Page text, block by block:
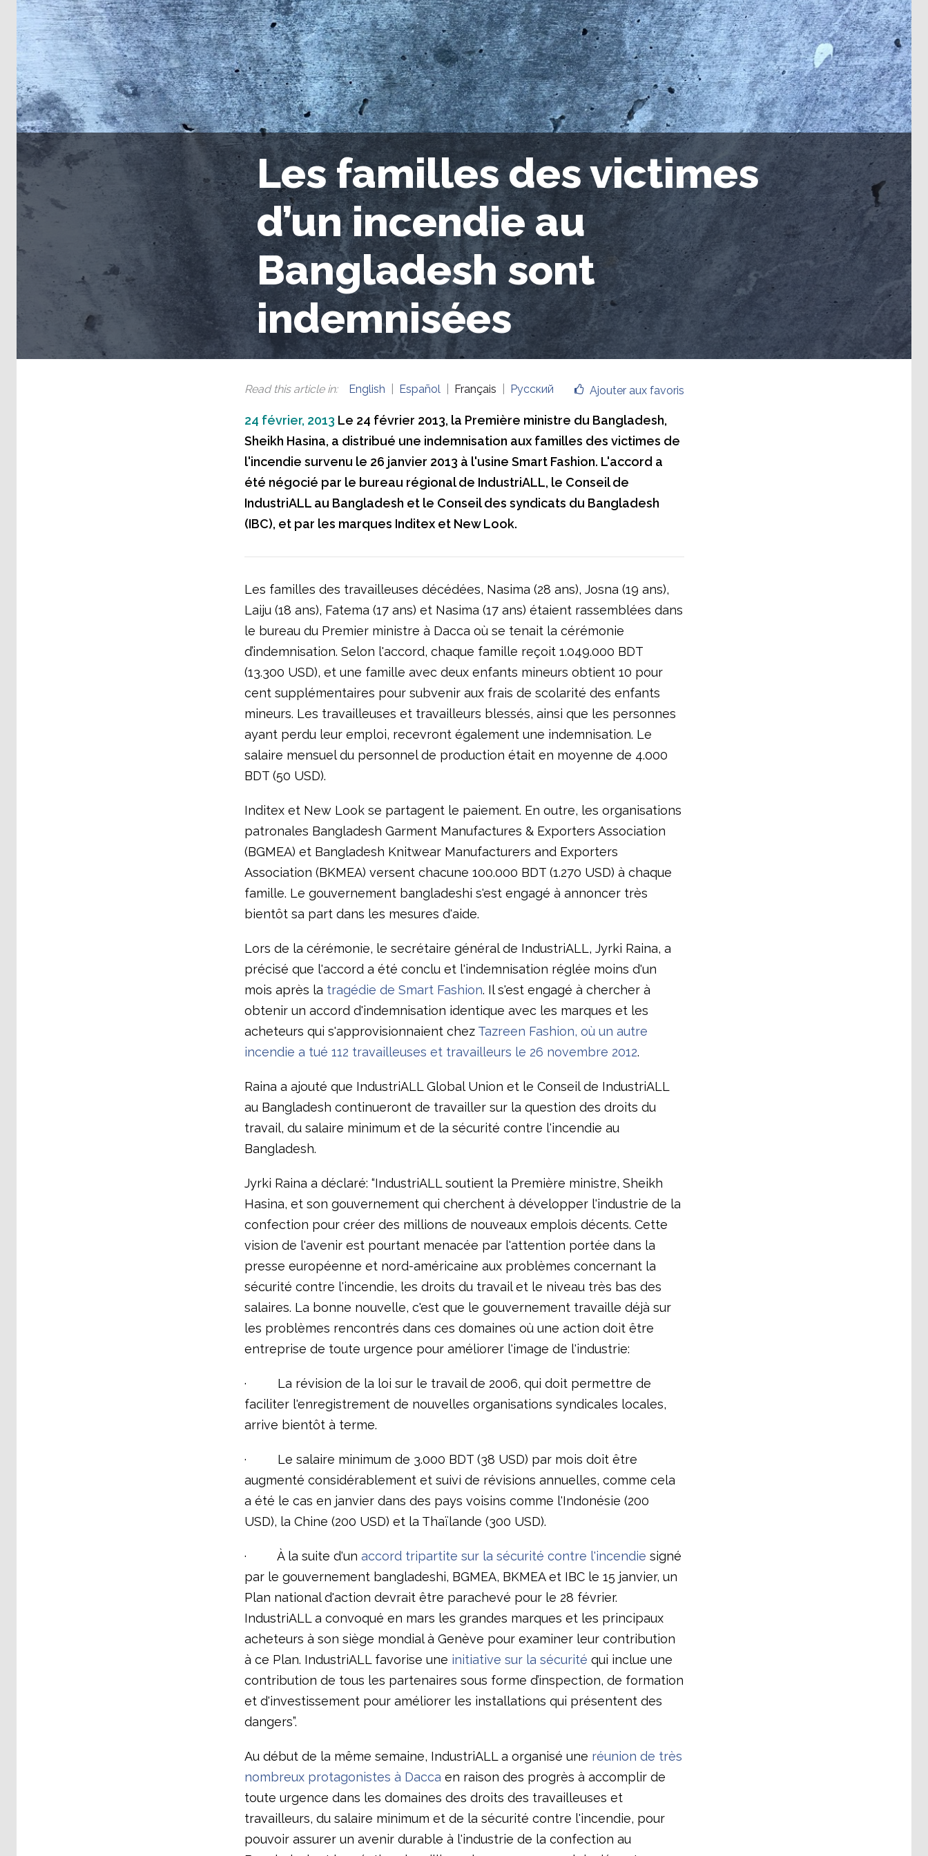
Les familles des victimes
d’un incendie au
Bangladesh sont
indemnisées
Ajouter aux favoris
Read this article in: English Español Français Русский
24 février, 2013 Le 24 février 2013, la Première ministre du Bangladesh,
Sheikh Hasina, a distribué une indemnisation aux familles des victimes de
l'incendie survenu le 26 janvier 2013 à l'usine Smart Fashion. L'accord a
été négocié par le bureau régional de IndustriALL, le Conseil de
IndustriALL au Bangladesh et le Conseil des syndicats du Bangladesh
(IBC), et par les marques Inditex et New Look.
Les familles des travailleuses décédées, Nasima (28 ans), Josna (19 ans),
Laiju (18 ans), Fatema (17 ans) et Nasima (17 ans) étaient rassemblées dans
le bureau du Premier ministre à Dacca où se tenait la cérémonie
d’indemnisation. Selon l'accord, chaque famille reçoit 1.049.000 BDT
(13.300 USD), et une famille avec deux enfants mineurs obtient 10 pour
cent supplémentaires pour subvenir aux frais de scolarité des enfants
mineurs. Les travailleuses et travailleurs blessés, ainsi que les personnes
ayant perdu leur emploi, recevront également une indemnisation. Le
salaire mensuel du personnel de production était en moyenne de 4.000
BDT (50 USD).
Inditex et New Look se partagent le paiement. En outre, les organisations
patronales Bangladesh Garment Manufactures & Exporters Association
(BGMEA) et Bangladesh Knitwear Manufacturers and Exporters
Association (BKMEA) versent chacune 100.000 BDT (1.270 USD) à chaque
famille. Le gouvernement bangladeshi s'est engagé à annoncer très
bientôt sa part dans les mesures d'aide.
Lors de la cérémonie, le secrétaire général de IndustriALL, Jyrki Raina, a
précisé que l'accord a été conclu et l'indemnisation réglée moins d'un
mois après la tragédie de Smart Fashion. Il s'est engagé à chercher à
obtenir un accord d'indemnisation identique avec les marques et les
acheteurs qui s'approvisionnaient chez Tazreen Fashion, où un autre
incendie a tué 112 travailleuses et travailleurs le 26 novembre 2012.
Raina a ajouté que IndustriALL Global Union et le Conseil de IndustriALL
au Bangladesh continueront de travailler sur la question des droits du
travail, du salaire minimum et de la sécurité contre l'incendie au
Bangladesh.
Jyrki Raina a déclaré: “IndustriALL soutient la Première ministre, Sheikh
Hasina, et son gouvernement qui cherchent à développer l'industrie de la
confection pour créer des millions de nouveaux emplois décents. Cette
vision de l'avenir est pourtant menacée par l'attention portée dans la
presse européenne et nord-américaine aux problèmes concernant la
sécurité contre l'incendie, les droits du travail et le niveau très bas des
salaires. La bonne nouvelle, c'est que le gouvernement travaille déjà sur
les problèmes rencontrés dans ces domaines où une action doit être
entreprise de toute urgence pour améliorer l'image de l'industrie:
· La révision de la loi sur le travail de 2006, qui doit permettre de
faciliter l'enregistrement de nouvelles organisations syndicales locales,
arrive bientôt à terme.
· Le salaire minimum de 3.000 BDT (38 USD) par mois doit être
augmenté considérablement et suivi de révisions annuelles, comme cela
a été le cas en janvier dans des pays voisins comme l'Indonésie (200
USD), la Chine (200 USD) et la Thaïlande (300 USD).
· À la suite d'un accord tripartite sur la sécurité contre l'incendie signé
par le gouvernement bangladeshi, BGMEA, BKMEA et IBC le 15 janvier, un
Plan national d'action devrait être parachevé pour le 28 février.
IndustriALL a convoqué en mars les grandes marques et les principaux
acheteurs à son siège mondial à Genève pour examiner leur contribution
à ce Plan. IndustriALL favorise une initiative sur la sécurité qui inclue une
contribution de tous les partenaires sous forme d’inspection, de formation
et d'investissement pour améliorer les installations qui présentent des
dangers”.
Au début de la même semaine, IndustriALL a organisé une réunion de très
nombreux protagonistes à Dacca en raison des progrès à accomplir de
toute urgence dans les domaines des droits des travailleuses et
travailleurs, du salaire minimum et de la sécurité contre l'incendie, pour
pouvoir assurer un avenir durable à l'industrie de la confection au